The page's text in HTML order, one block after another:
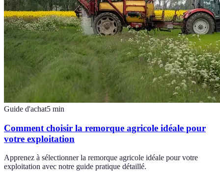
Guide d'achat5 min
Comment choisir la remorque agricole idéale pour
votre exploitation
Apprenez à sélectionner la remorque agricole idéale pour votre
exploitation avec notre guide pratique détaillé.